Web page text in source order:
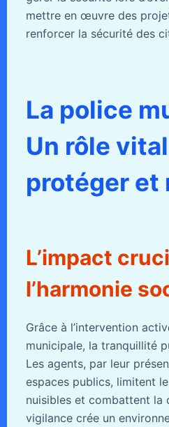
mettre en œuvre des
renforcer la sécurité des
La police
Un rôle
protéger et
L’impact
l’harmonie
Grâce à l’intervention
municipale, la tranquillité
Les agents, par leur
espaces publics, limitent
nuisibles et combattent la
vigilance crée un